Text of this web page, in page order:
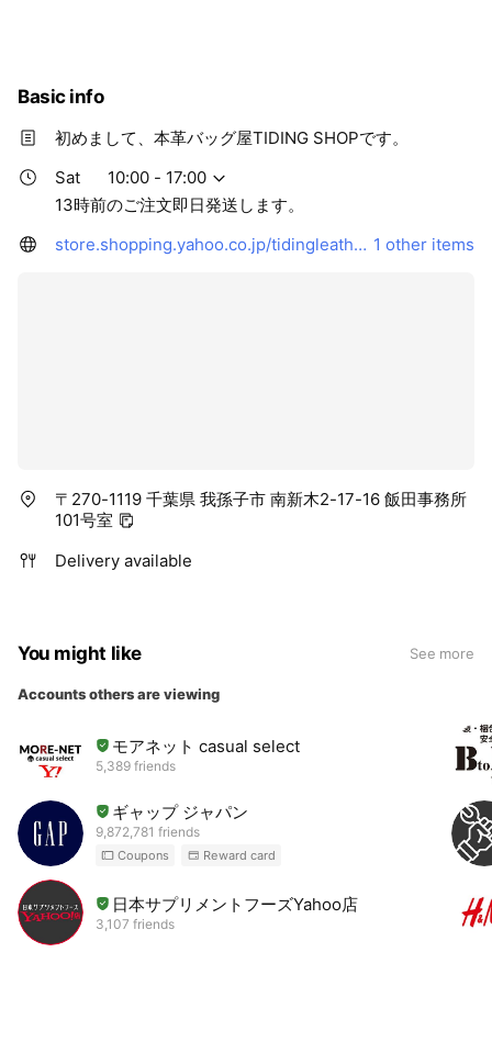
Basic info
初めまして、本革バッグ屋TIDING SHOPです。
Sat
10:00 - 17:00
13時前のご注文即日発送します。
store.shopping.yahoo.co.jp/tidingleather/ 1 other items
〒270-1119 千葉県 我孫子市 南新木2-17-16 飯田事務所
101号室
Delivery available
You might like See more
Accounts others are viewing
モアネット casual select
5,389 friends
ギャップ ジャパン
9,872,781 friends
Coupons Reward card
日本サプリメントフーズYahoo店
3,107 friends